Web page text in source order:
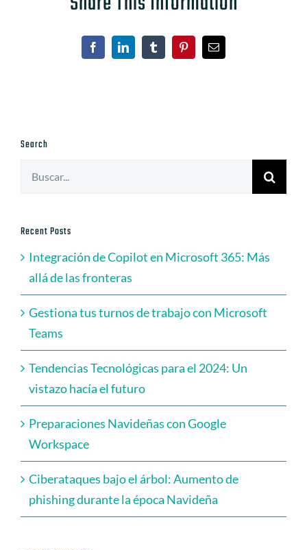
FacebookLinkedInTumblrPinterestCorreo
electrónico
Search
Recent Posts
Integración de Copilot en Microsoft 365: Más
allá de las fronteras
Gestiona tus turnos de trabajo con Microsoft
Teams
Tendencias Tecnológicas para el 2024: Un
vistazo hacía el futuro
Preparaciones Navideñas con Google
Workspace
Ciberataques bajo el árbol: Aumento de
phishing durante la época Navideña